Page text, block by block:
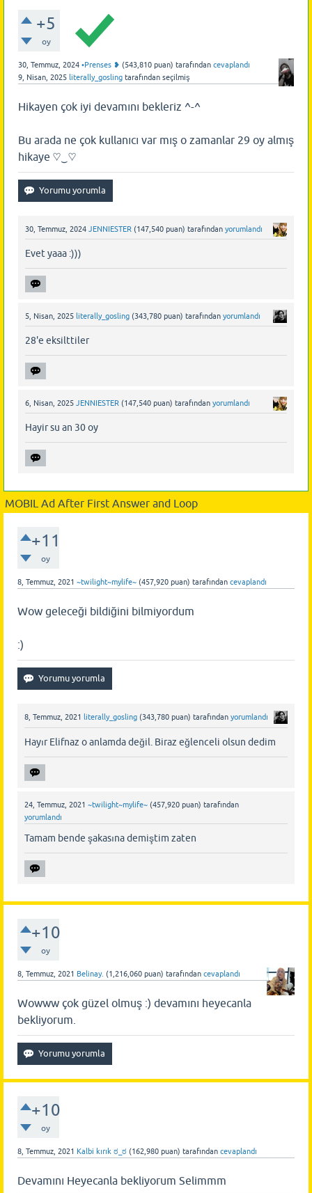
+5
oy
30, Temmuz, 2024 •Prenses ❥ (543,810 puan) tarafından cevaplandı
9, Nisan, 2025 literally_gosling tarafından seçilmiş
Hikayen çok iyi devamını bekleriz ^-^
Bu arada ne çok kullanıcı var mış o zamanlar 29 oy almış
hikaye ♡⁠‿♡
30, Temmuz, 2024 JENNIESTER (147,540 puan) tarafından yorumlandı
Evet yaaa :)))
5, Nisan, 2025 literally_gosling (343,780 puan) tarafından yorumlandı
28'e eksilttiler
6, Nisan, 2025 JENNIESTER (147,540 puan) tarafından yorumlandı
Hayir su an 30 oy
MOBIL Ad After First Answer and Loop
+11
oy
8, Temmuz, 2021 ~twilight~mylife~ (457,920 puan) tarafından cevaplandı
Wow geleceği bildiğini bilmiyordum
:)
8, Temmuz, 2021 literally_gosling (343,780 puan) tarafından yorumlandı
Hayır Elifnaz o anlamda değil. Biraz eğlenceli olsun dedim
24, Temmuz, 2021 ~twilight~mylife~ (457,920 puan) tarafından
yorumlandı
Tamam bende şakasına demiştim zaten
+10
oy
8, Temmuz, 2021 Belinay. (1,216,060 puan) tarafından cevaplandı
Wowww çok güzel olmuş :) devamını heyecanla
bekliyorum.
+10
oy
8, Temmuz, 2021 Kalbi kırık ಠ_ಠ (162,980 puan) tarafından cevaplandı
Devamını Heyecanla bekliyorum Selimmm